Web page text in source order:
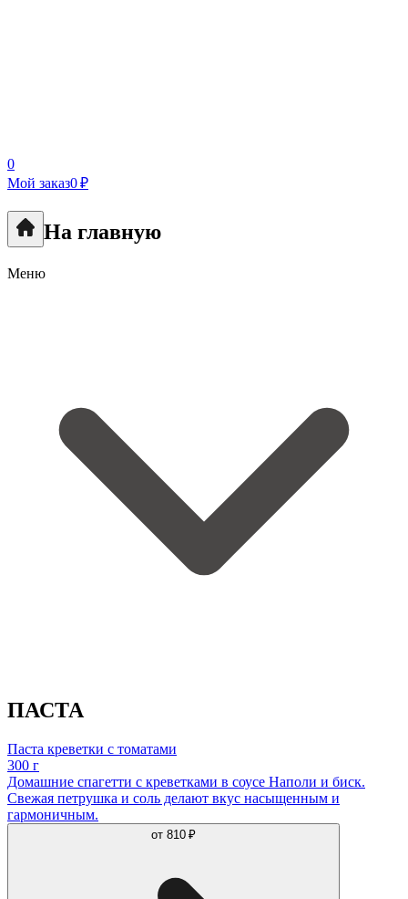
0
Мой заказ0 ₽
На главную
Меню
ПАСТА
Паста креветки с томатами
300 г
Домашние спагетти с креветками в соусе Наполи и биск.
Свежая петрушка и соль делают вкус насыщенным и
гармоничным.
от 810 ₽